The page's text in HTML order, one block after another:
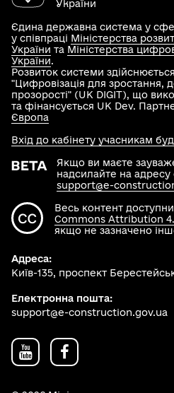
України
Єдина державна система у
у співпраці Міністерства
України та Міністерства
України.
Розвиток системи
"Цифровізація для зростання,
прозорості" (UK DIGIT), що
та фінансується UK Dev.
Європа
Якщо ви маєте
надсилайте на
support@e-
Весь контент
Commons Attribution
якщо не зазначено
Вхід до кабінету учасникам
Адреса:
Київ-135, проспект
Електронна пошта:
support@e-construction.gov.ua